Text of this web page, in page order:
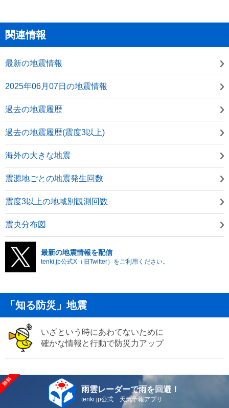
関連情報
最新の地震情報
2025年06月07日の地震情報
過去の地震履歴
過去の地震履歴(震度3以上)
海外の大きな地震
震源地ごとの地震発生回数
震度3以上の地域別観測回数
震央分布図
最新の地震情報を配信
tenki.jp公式X（旧Twitter）をご利用ください。
「知る防災」地震
いざという時にあわてないために
確かな情報と行動で防災力アップ
雨雲レーダーで雨を回避！
tenki.jp公式 天気予報アプリ